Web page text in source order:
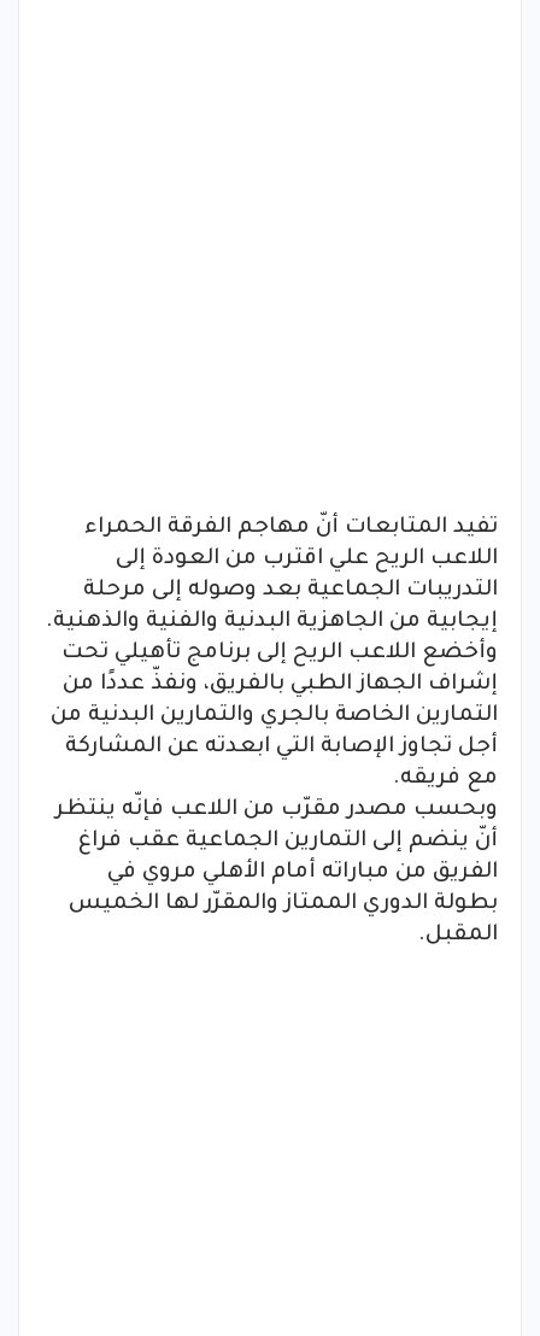
تفيد المتابعات أنّ مهاجم الفرقة الحمراء
اللاعب الريح علي اقترب من العودة إلى
التدريبات الجماعية بعد وصوله إلى مرحلة
إيجابية من الجاهزية البدنية والفنية والذهنية.
وأخضع اللاعب الريح إلى برنامج تأهيلي تحت
إشراف الجهاز الطبي بالفريق، ونفذّ عددًا من
التمارين الخاصة بالجري والتمارين البدنية من
أجل تجاوز الإصابة التي ابعدته عن المشاركة
مع فريقه.
وبحسب مصدر مقرّب من اللاعب فإنّه ينتظر
أنّ ينضم إلى التمارين الجماعية عقب فراغ
الفريق من مباراته أمام الأهلي مروي في
بطولة الدوري الممتاز والمقرّر لها الخميس
المقبل.